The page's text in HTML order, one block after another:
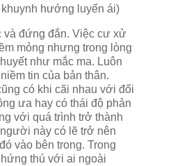
hướng luyến ái)
và đứng đắn. Việc cư xử
mỏng nhưng trong lòng
như mắc ma. Luôn
tin của bản thân.
có khi cãi nhau với đối
ưa hay có thái độ phản
với quá trình trở thành
này có lẽ trở nên
vào bên trong. Trong
thú với ai ngoài